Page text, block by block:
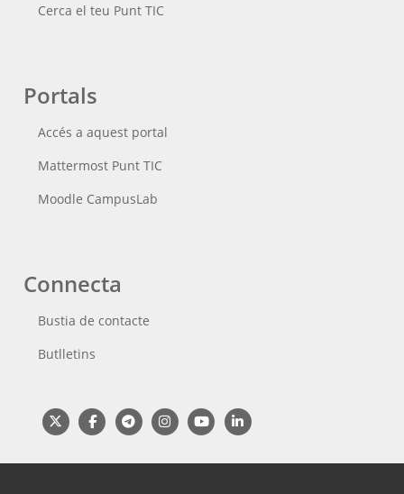
Cerca el teu Punt TIC
Portals
Accés a aquest portal
Mattermost Punt TIC
Moodle CampusLab
Connecta
Bustia de contacte
Butlletins